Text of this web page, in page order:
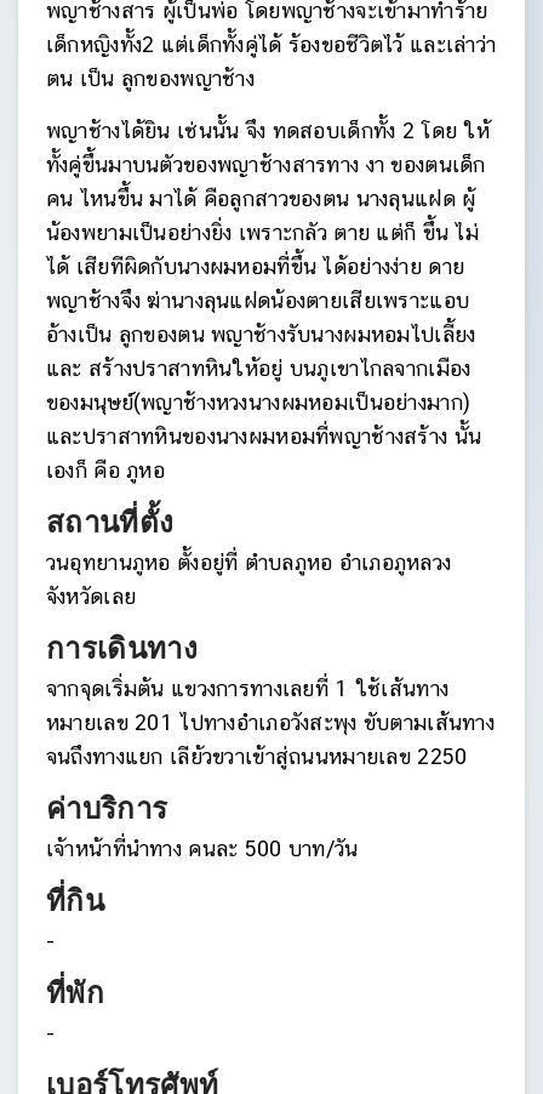
พญาช้างสาร ผู้เป็นพ่อ โดยพญาช้างจะเข้ามาทำร้าย
เด็กหญิงทั้ง2 แต่เด็กทั้งคู่ได้ ร้องขอชีวิตไว้ และเล่าว่า
ตน เป็น ลูกของพญาช้าง
พญาช้างได้ยิน เช่นนั้น จึง ทดสอบเด็กทั้ง 2 โดย ให้
ทั้งคู่ขึ้นมาบนตัวของพญาช้างสารทาง งา ของตนเด็ก
คน ไหนขึ้น มาได้ คือลูกสาวของตน นางลุนแฝด ผู้
น้องพยามเป็นอย่างยิ่ง เพราะกลัว ตาย แต่ก็ ขึ้น ไม่
ได้ เสียทีผิดกับนางผมหอมที่ขึ้น ได้อย่างง่าย ดาย
พญาช้างจึง ฆ่านางลุนแฝดน้องตายเสียเพราะแอบ
อ้างเป็น ลูกของตน พญาช้างรับนางผมหอมไปเลี้ยง
และ สร้างปราสาทหินให้อยู่ บนภูเขาไกลจากเมือง
ของมนุษย์(พญาช้างหวงนางผมหอมเป็นอย่างมาก)
และปราสาทหินของนางผมหอมที่พญาช้างสร้าง นั้น
เองก็ คือ ภูหอ
สถานที่ตั้ง
วนอุทยานภูหอ ตั้งอยู่ที่ ตำบลภูหอ อำเภอภูหลวง
จังหวัดเลย
การเดินทาง
จากจุดเริ่มต้น แขวงการทางเลยที่ 1 ใช้เส้นทาง
หมายเลข 201 ไปทางอำเภอวังสะพุง ขับตามเส้นทาง
จนถึงทางแยก เลีย้วขวาเข้าสู่ถนนหมายเลข 2250
ค่าบริการ
เจ้าหน้าที่นำทาง คนละ 500 บาท/วัน
ที่กิน
-
ที่พัก
-
เบอร์โทรศัพท์